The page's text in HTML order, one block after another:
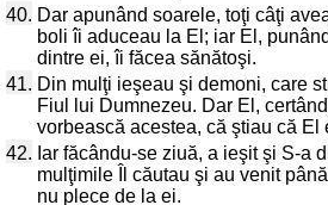
40. Dar apunând soarele, toţi câţi
boli îi aduceau la El; iar El,
dintre ei, îi făcea sănătoşi.
41. Din mulţi ieşeau şi demoni, care
Fiul lui Dumnezeu. Dar El,
vorbească acestea, că ştiau că El
42. Iar făcându-se ziuă, a ieşit şi S-a
mulţimile Îl căutau şi au venit
nu plece de la ei.